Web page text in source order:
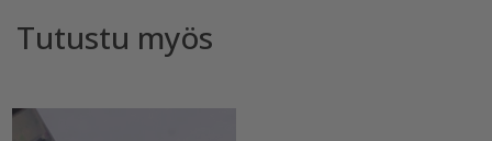
Tutustu myös